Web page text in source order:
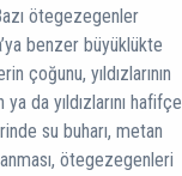
ötegezegenler
benzer büyüklükte
çoğunu, yıldızlarının
da yıldızlarını hafifçe
su buharı, metan
ötegezegenleri